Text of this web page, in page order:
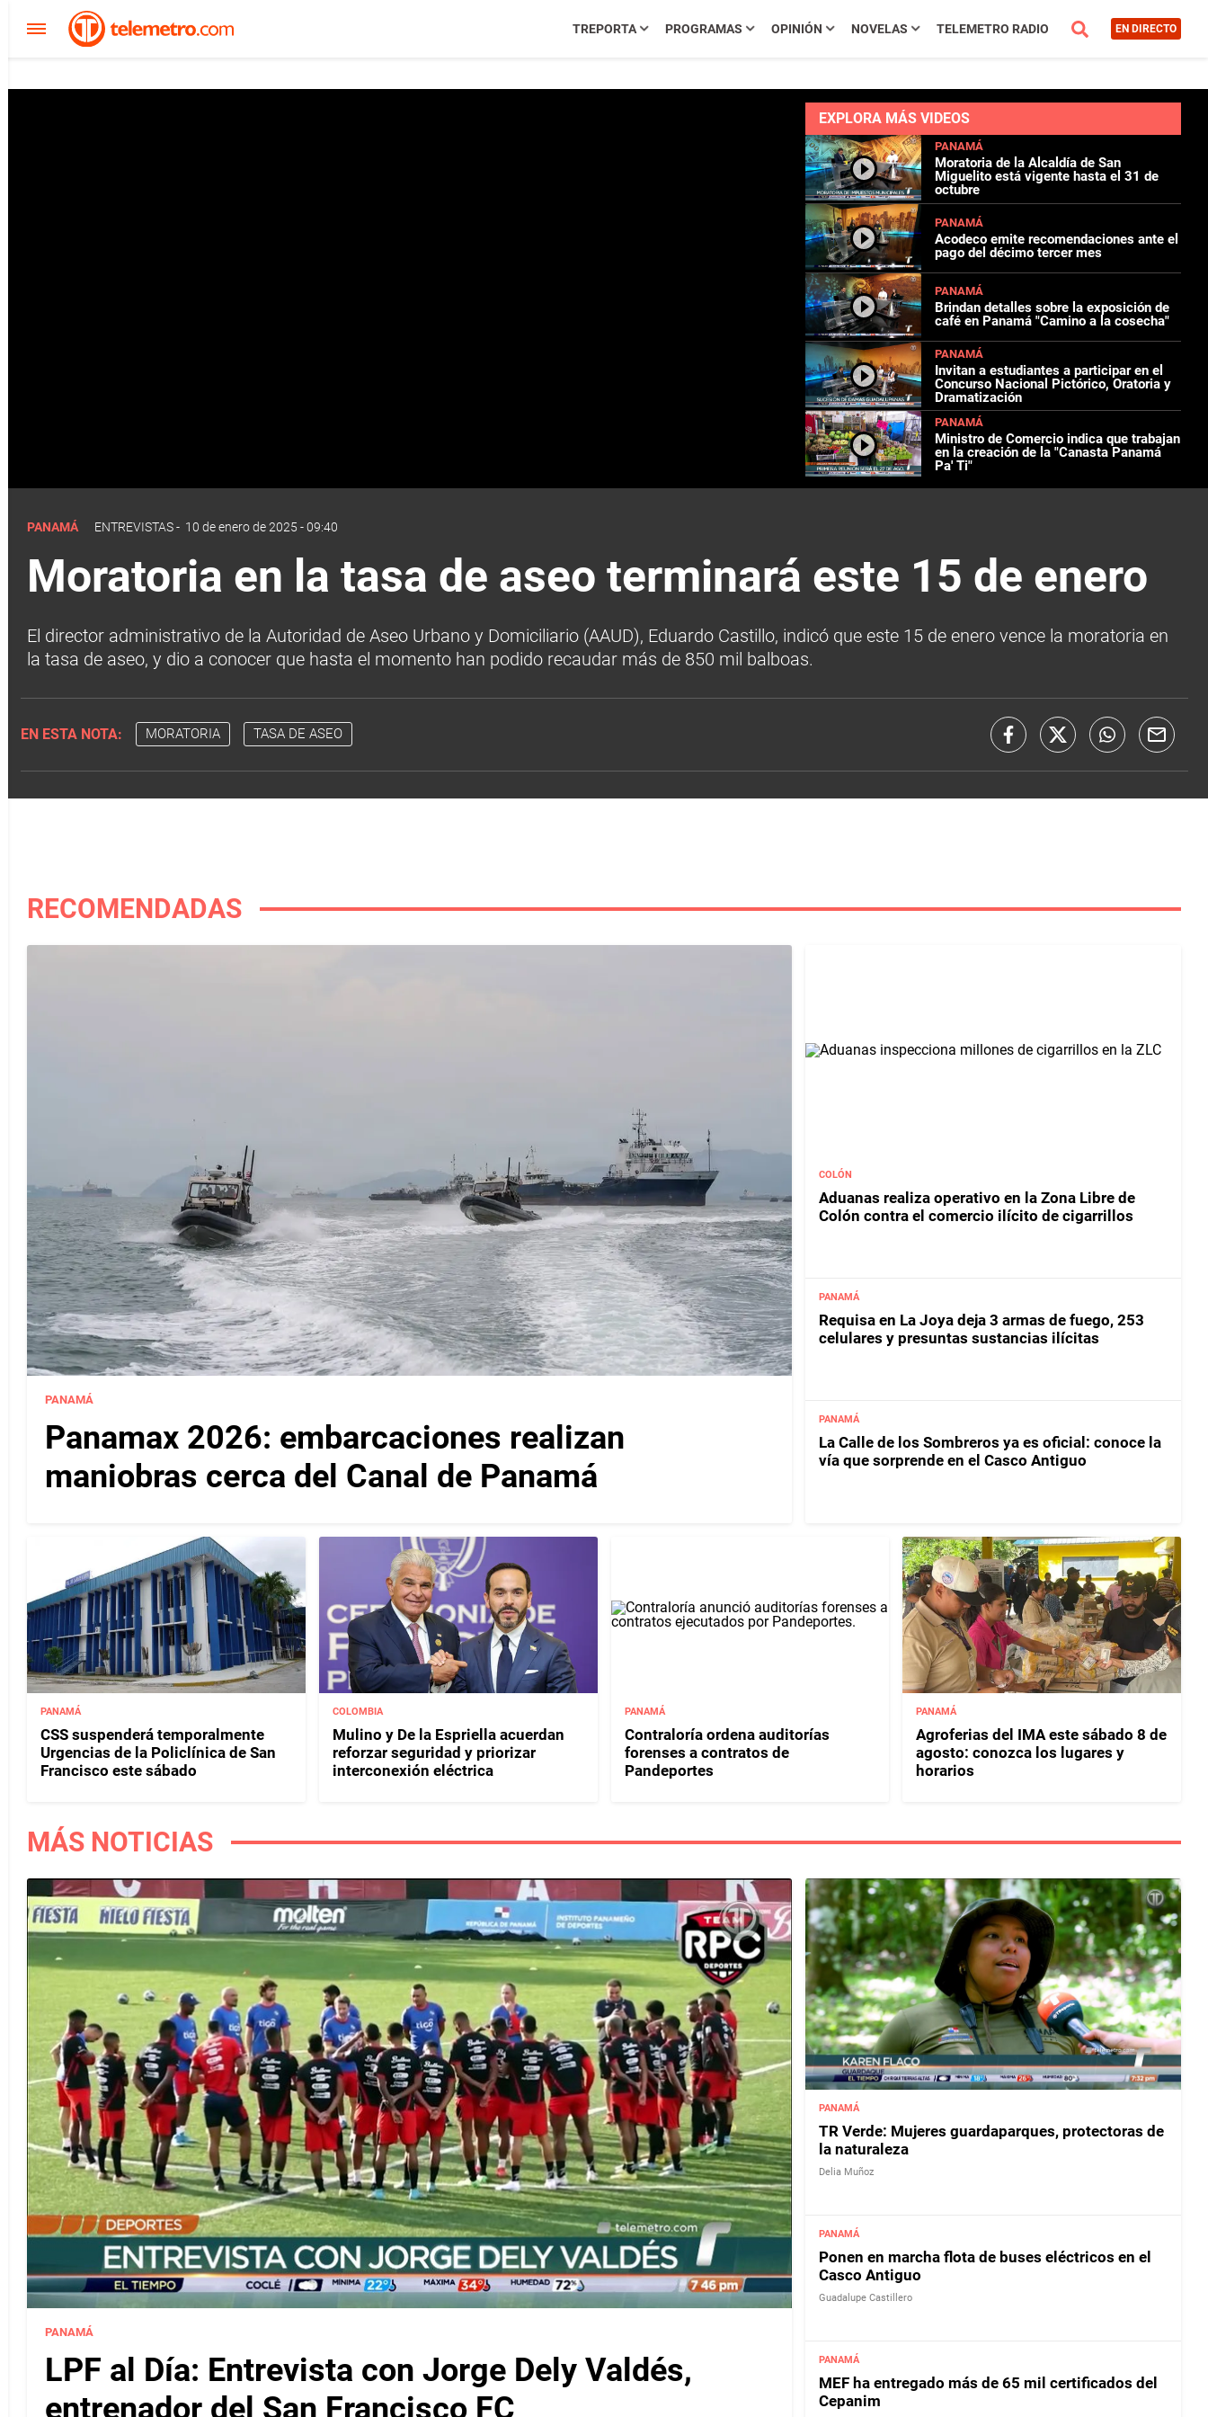
TREPORTA PROGRAMAS OPINIÓN NOVELAS TELEMETRO RADIO EN DIRECTO
EXPLORA MÁS VIDEOS
PANAMÁ
Moratoria de la Alcaldía de San
Miguelito está vigente hasta el 31 de
octubre
PANAMÁ
Acodeco emite recomendaciones ante el
pago del décimo tercer mes
PANAMÁ
Brindan detalles sobre la exposición de
café en Panamá "Camino a la cosecha"
PANAMÁ
Invitan a estudiantes a participar en el
Concurso Nacional Pictórico, Oratoria y
Dramatización
PANAMÁ
Ministro de Comercio indica que trabajan
en la creación de la "Canasta Panamá
Pa' Ti"
PANAMÁ ENTREVISTAS- 10 de enero de 2025 - 09:40
Moratoria en la tasa de aseo terminará este 15 de enero
El director administrativo de la Autoridad de Aseo Urbano y Domiciliario (AAUD), Eduardo Castillo, indicó que este 15 de enero vence la moratoria en
la tasa de aseo, y dio a conocer que hasta el momento han podido recaudar más de 850 mil balboas.
EN ESTA NOTA: MORATORIA TASA DE ASEO
RECOMENDADAS
PANAMÁ
Panamax 2026: embarcaciones realizan
maniobras cerca del Canal de Panamá
COLÓN
Aduanas realiza operativo en la Zona Libre de
Colón contra el comercio ilícito de cigarrillos
PANAMÁ
Requisa en La Joya deja 3 armas de fuego, 253
celulares y presuntas sustancias ilícitas
PANAMÁ
La Calle de los Sombreros ya es oficial: conoce la
vía que sorprende en el Casco Antiguo
PANAMÁ
CSS suspenderá temporalmente
Urgencias de la Policlínica de San
Francisco este sábado
COLOMBIA
Mulino y De la Espriella acuerdan
reforzar seguridad y priorizar
interconexión eléctrica
PANAMÁ
Contraloría ordena auditorías
forenses a contratos de
Pandeportes
PANAMÁ
Agroferias del IMA este sábado 8 de
agosto: conozca los lugares y
horarios
MÁS NOTICIAS
PANAMÁ
LPF al Día: Entrevista con Jorge Dely Valdés,
entrenador del San Francisco FC
PANAMÁ
TR Verde: Mujeres guardaparques, protectoras de
la naturaleza
Delia Muñoz
PANAMÁ
Ponen en marcha flota de buses eléctricos en el
Casco Antiguo
Guadalupe Castillero
PANAMÁ
MEF ha entregado más de 65 mil certificados del
Cepanim